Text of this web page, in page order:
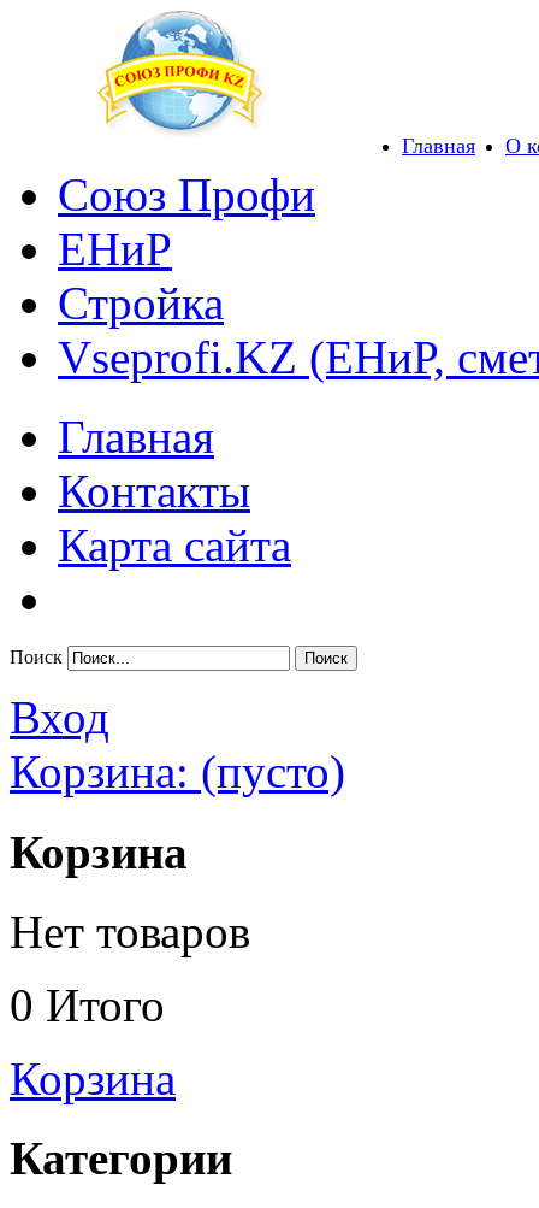
Главная О
Союз Профи
ЕНиР
Стройка
Vseprofi.KZ (ЕНиР,
Главная
Контакты
Карта сайта
Поиск
Вход
Корзина: (пусто)
Корзина
Нет товаров
0 Итого
Корзина
Категории